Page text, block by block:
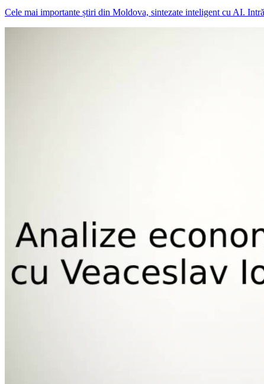
Cele mai importante știri din Moldova, sintezate inteligent cu AI.